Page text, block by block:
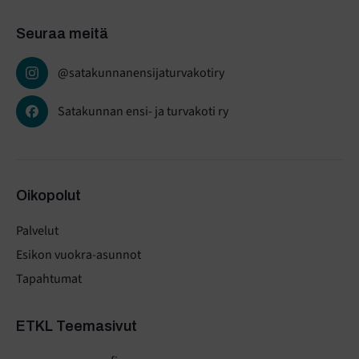
Seuraa meitä
@satakunnanensijaturvakotiry
Satakunnan ensi- ja turvakoti ry
Oikopolut
Palvelut
Esikon vuokra-asunnot
Tapahtumat
ETKL Teemasivut